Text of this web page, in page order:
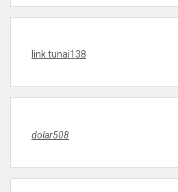
link tunai138
dolar508